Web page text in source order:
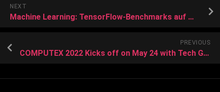
NEXT
Machine Learning: TensorFlow-Benchmarks auf MacBooks mit M1 Pro und M1 Max
PREVIOUS
COMPUTEX 2022 Kicks off on May 24 with Tech Giants